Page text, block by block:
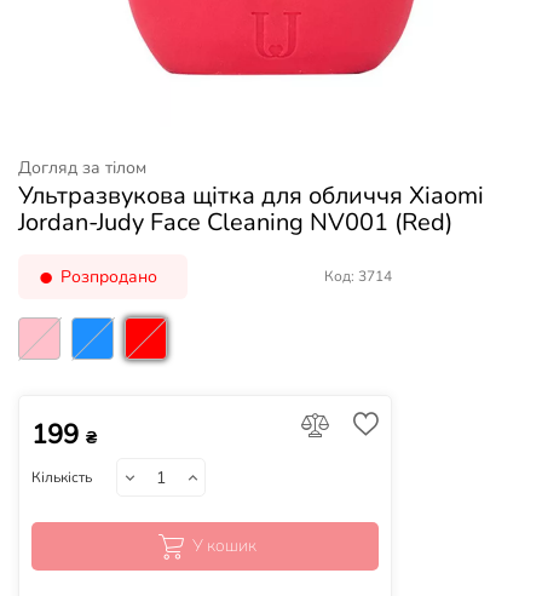
Догляд за тілом
Ультразвукова щітка для обличчя Xiaomi
Jordan-Judy Face Cleaning NV001 (Red)
Розпродано Код: 3714
199 ₴
Кількість
У кошик